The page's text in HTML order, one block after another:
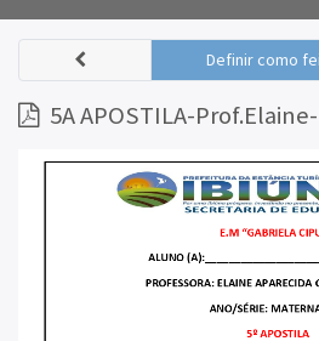
5A APOSTILA-
Definir como